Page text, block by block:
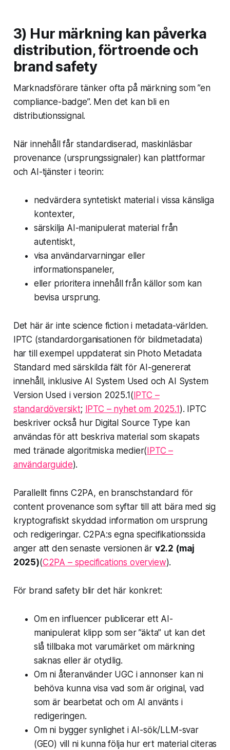
3) Hur märkning kan påverka
distribution, förtroende och
brand safety
Marknadsförare tänker ofta på märkning som ”en
compliance-badge”. Men det kan bli en
distributionssignal.
När innehåll får standardiserad, maskinläsbar
provenance (ursprungssignaler) kan plattformar
och AI-tjänster i teorin:
nedvärdera syntetiskt material i vissa känsliga
kontexter,
särskilja AI-manipulerat material från
autentiskt,
visa användarvarningar eller
informationspaneler,
eller prioritera innehåll från källor som kan
bevisa ursprung.
Det här är inte science fiction i metadata-världen.
IPTC (standardorganisationen för bildmetadata)
har till exempel uppdaterat sin Photo Metadata
Standard med särskilda fält för AI-genererat
innehåll, inklusive AI System Used och AI System
Version Used i version 2025.1( IPTC –
standardöversikt; IPTC – nyhet om 2025.1 ). IPTC
beskriver också hur Digital Source Type kan
användas för att beskriva material som skapats
med tränade algoritmiska medier( IPTC –
användarguide).
Parallellt finns C2PA, en branschstandard för
content provenance som syftar till att bära med sig
kryptografiskt skyddad information om ursprung
och redigeringar. C2PA:s egna specifikationssida
anger att den senaste versionen är v2.2 (maj
2025)(C2PA – specifications overview).
För brand safety blir det här konkret:
Om en influencer publicerar ett AI-
manipulerat klipp som ser ”äkta” ut kan det
slå tillbaka mot varumärket om märkning
saknas eller är otydlig.
Om ni återanvänder UGC i annonser kan ni
behöva kunna visa vad som är original, vad
som är bearbetat och om AI använts i
redigeringen.
Om ni bygger synlighet i AI-sök/LLM-svar
(GEO) vill ni kunna följa hur ert material citeras